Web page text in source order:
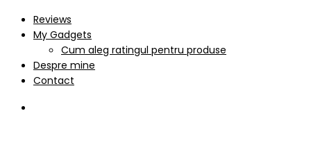
Reviews
My Gadgets
Cum aleg ratingul pentru produse
Despre mine
Contact